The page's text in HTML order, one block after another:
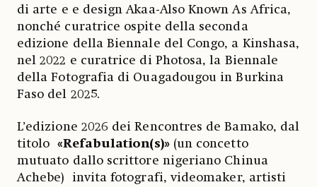
di arte e e design Akaa-Also Known As Africa,
nonché curatrice ospite della seconda
edizione della Biennale del Congo, a Kinshasa,
nel 2022 e curatrice di Photosa, la Biennale
della Fotografia di Ouagadougou in Burkina
Faso del 2025.
L’edizione 2026 dei Rencontres de Bamako, dal
titolo «Refabulation(s)»(un concetto
mutuato dallo scrittore nigeriano Chinua
Achebe)
invita fotografi, videomaker, artisti